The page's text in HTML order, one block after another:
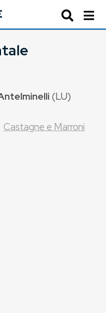
(LU)
Castagne e Marroni